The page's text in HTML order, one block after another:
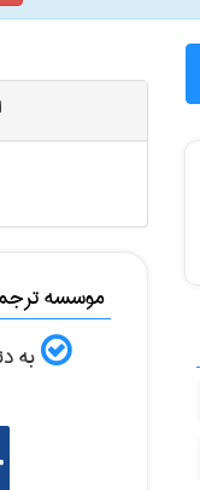
موسسه
به